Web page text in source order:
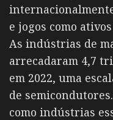
e jogos como
As indústrias de
arrecadaram 4,7
em 2022, uma
de
como indústrias